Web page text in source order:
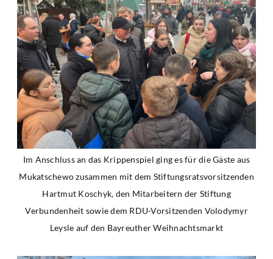
Im Anschluss an das Krippenspiel ging es für die Gäste aus
Mukatschewo zusammen mit dem Stiftungsratsvorsitzenden
Hartmut Koschyk, den Mitarbeitern der Stiftung
Verbundenheit sowie dem RDU-Vorsitzenden Volodymyr
Leysle auf den Bayreuther Weihnachtsmarkt